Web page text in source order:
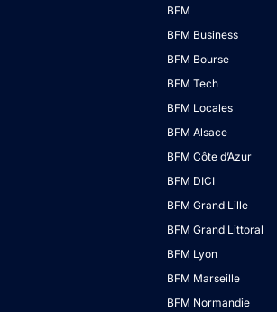
BFM
BFM Business
BFM Bourse
BFM Tech
BFM Locales
BFM Alsace
BFM Côte d’Azur
BFM DICI
BFM Grand Lille
BFM Grand Littoral
BFM Lyon
BFM Marseille
BFM Normandie